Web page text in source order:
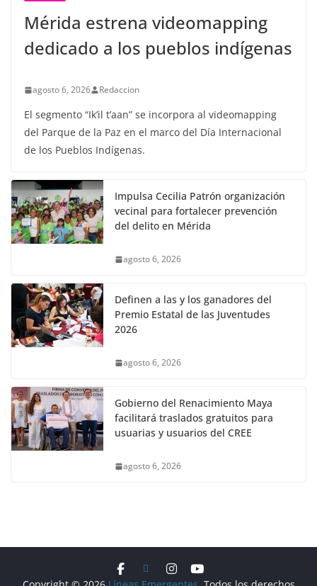
Mérida estrena videomapping
dedicado a los pueblos indígenas
agosto 6, 2026 Redaccion
El segmento “Ik’il t’aan” se incorpora al videomapping
del Parque de la Paz en el marco del Día Internacional
de los Pueblos Indígenas.
Impulsa Cecilia Patrón organización
vecinal para fortalecer prevención
del delito en Mérida
agosto 6, 2026
Definen a las y los ganadores del
Premio Estatal de las Juventudes
2026
agosto 6, 2026
Gobierno del Renacimiento Maya
facilitará traslados gratuitos para
usuarias y usuarios del CREE
agosto 6, 2026